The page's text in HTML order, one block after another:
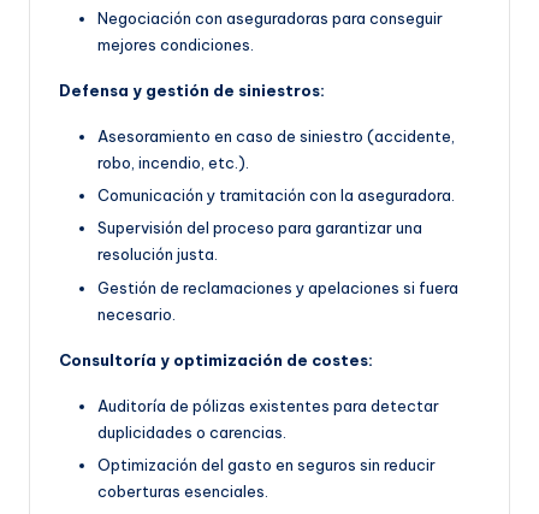
Negociación con aseguradoras para conseguir
mejores condiciones.
Defensa y gestión de siniestros:
Asesoramiento en caso de siniestro (accidente,
robo, incendio, etc.).
Comunicación y tramitación con la aseguradora.
Supervisión del proceso para garantizar una
resolución justa.
Gestión de reclamaciones y apelaciones si fuera
necesario.
Consultoría y optimización de costes:
Auditoría de pólizas existentes para detectar
duplicidades o carencias.
Optimización del gasto en seguros sin reducir
coberturas esenciales.